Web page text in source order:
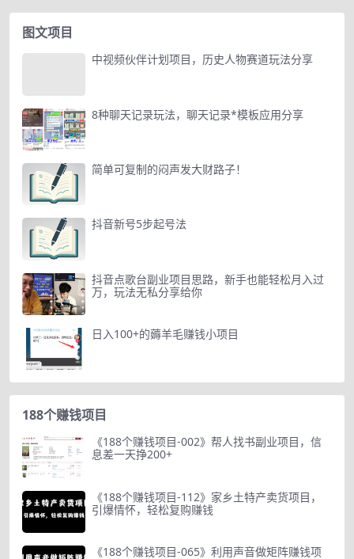
图文项目
中视频伙伴计划项目，历史人物赛道玩法分享
8种聊天记录玩法，聊天记录*模板应用分享
简单可复制的闷声发大财路子！
抖音新号5步起号法
抖音点歌台副业项目思路，新手也能轻松月入过
万，玩法无私分享给你
日入100+的薅羊毛赚钱小项目
188个赚钱项目
《188个赚钱项目-002》帮人找书副业项目，信
息差一天挣200+
《188个赚钱项目-112》家乡土特产卖货项目，
引爆情怀，轻松复购赚钱
《188个赚钱项目-065》利用声音做矩阵赚钱项